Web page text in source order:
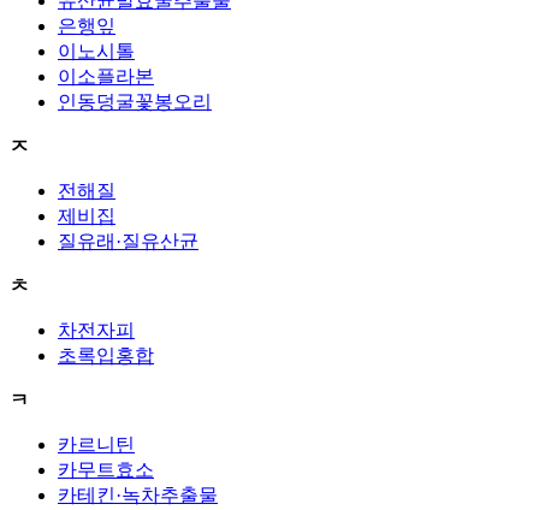
은행잎
이노시톨
이소플라본
인동덩굴꽃봉오리
ㅈ
전해질
제비집
질유래·질유산균
ㅊ
차전자피
초록입홍합
ㅋ
카르니틴
카무트효소
카테킨·녹차추출물